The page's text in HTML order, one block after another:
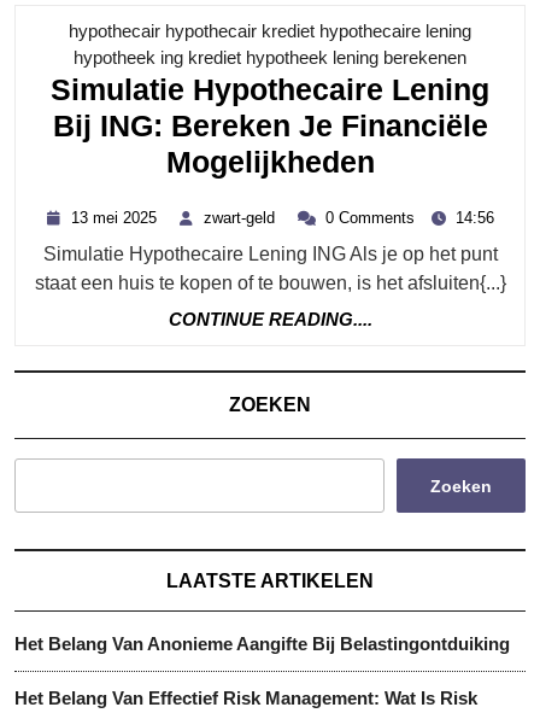
hypothecair hypothecair krediet hypothecaire lening
hypotheek ing krediet hypotheek lening berekenenCategory
Simulatie Hypothecaire Lening
Bij ING: Bereken Je Financiële
MogelijkhedenSimulatie
Lening
Bij
Je
13 mei 2025
2025
zwart-geld
zwart- 0 Comments 14:56
Simulatie Hypothecaire Lening ING Als je op het punt
staat een huis te kopen of te bouwen, is het afsluiten{...}
CONTINUE READING....
ZOEKEN
Zoeken
LAATSTE ARTIKELEN
Het Belang Van Anonieme Aangifte Bij Belastingontduiking
Het Belang Van Effectief Risk Management: Wat Is Risk